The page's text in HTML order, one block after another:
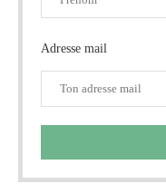
Adresse mail